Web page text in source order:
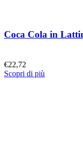
Coca Cola in
€22,72
Scopri di più